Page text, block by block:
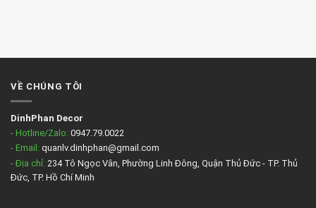
VỀ CHÚNG TÔI
DinhPhan Decor
- Hotline/Zalo: 0947.79.0022
- Email: quanlv.dinhphan@gmail.com
- Địa chỉ: 234 Tô Ngọc Vân, Phường Linh Đông, Quận Thủ Đức - TP. Thủ
Đức, TP. Hồ Chí Minh